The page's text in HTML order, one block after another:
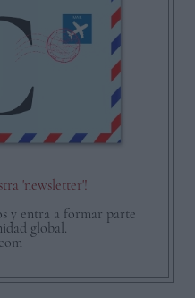
'newsletter'!
y entra a formar parte
global.